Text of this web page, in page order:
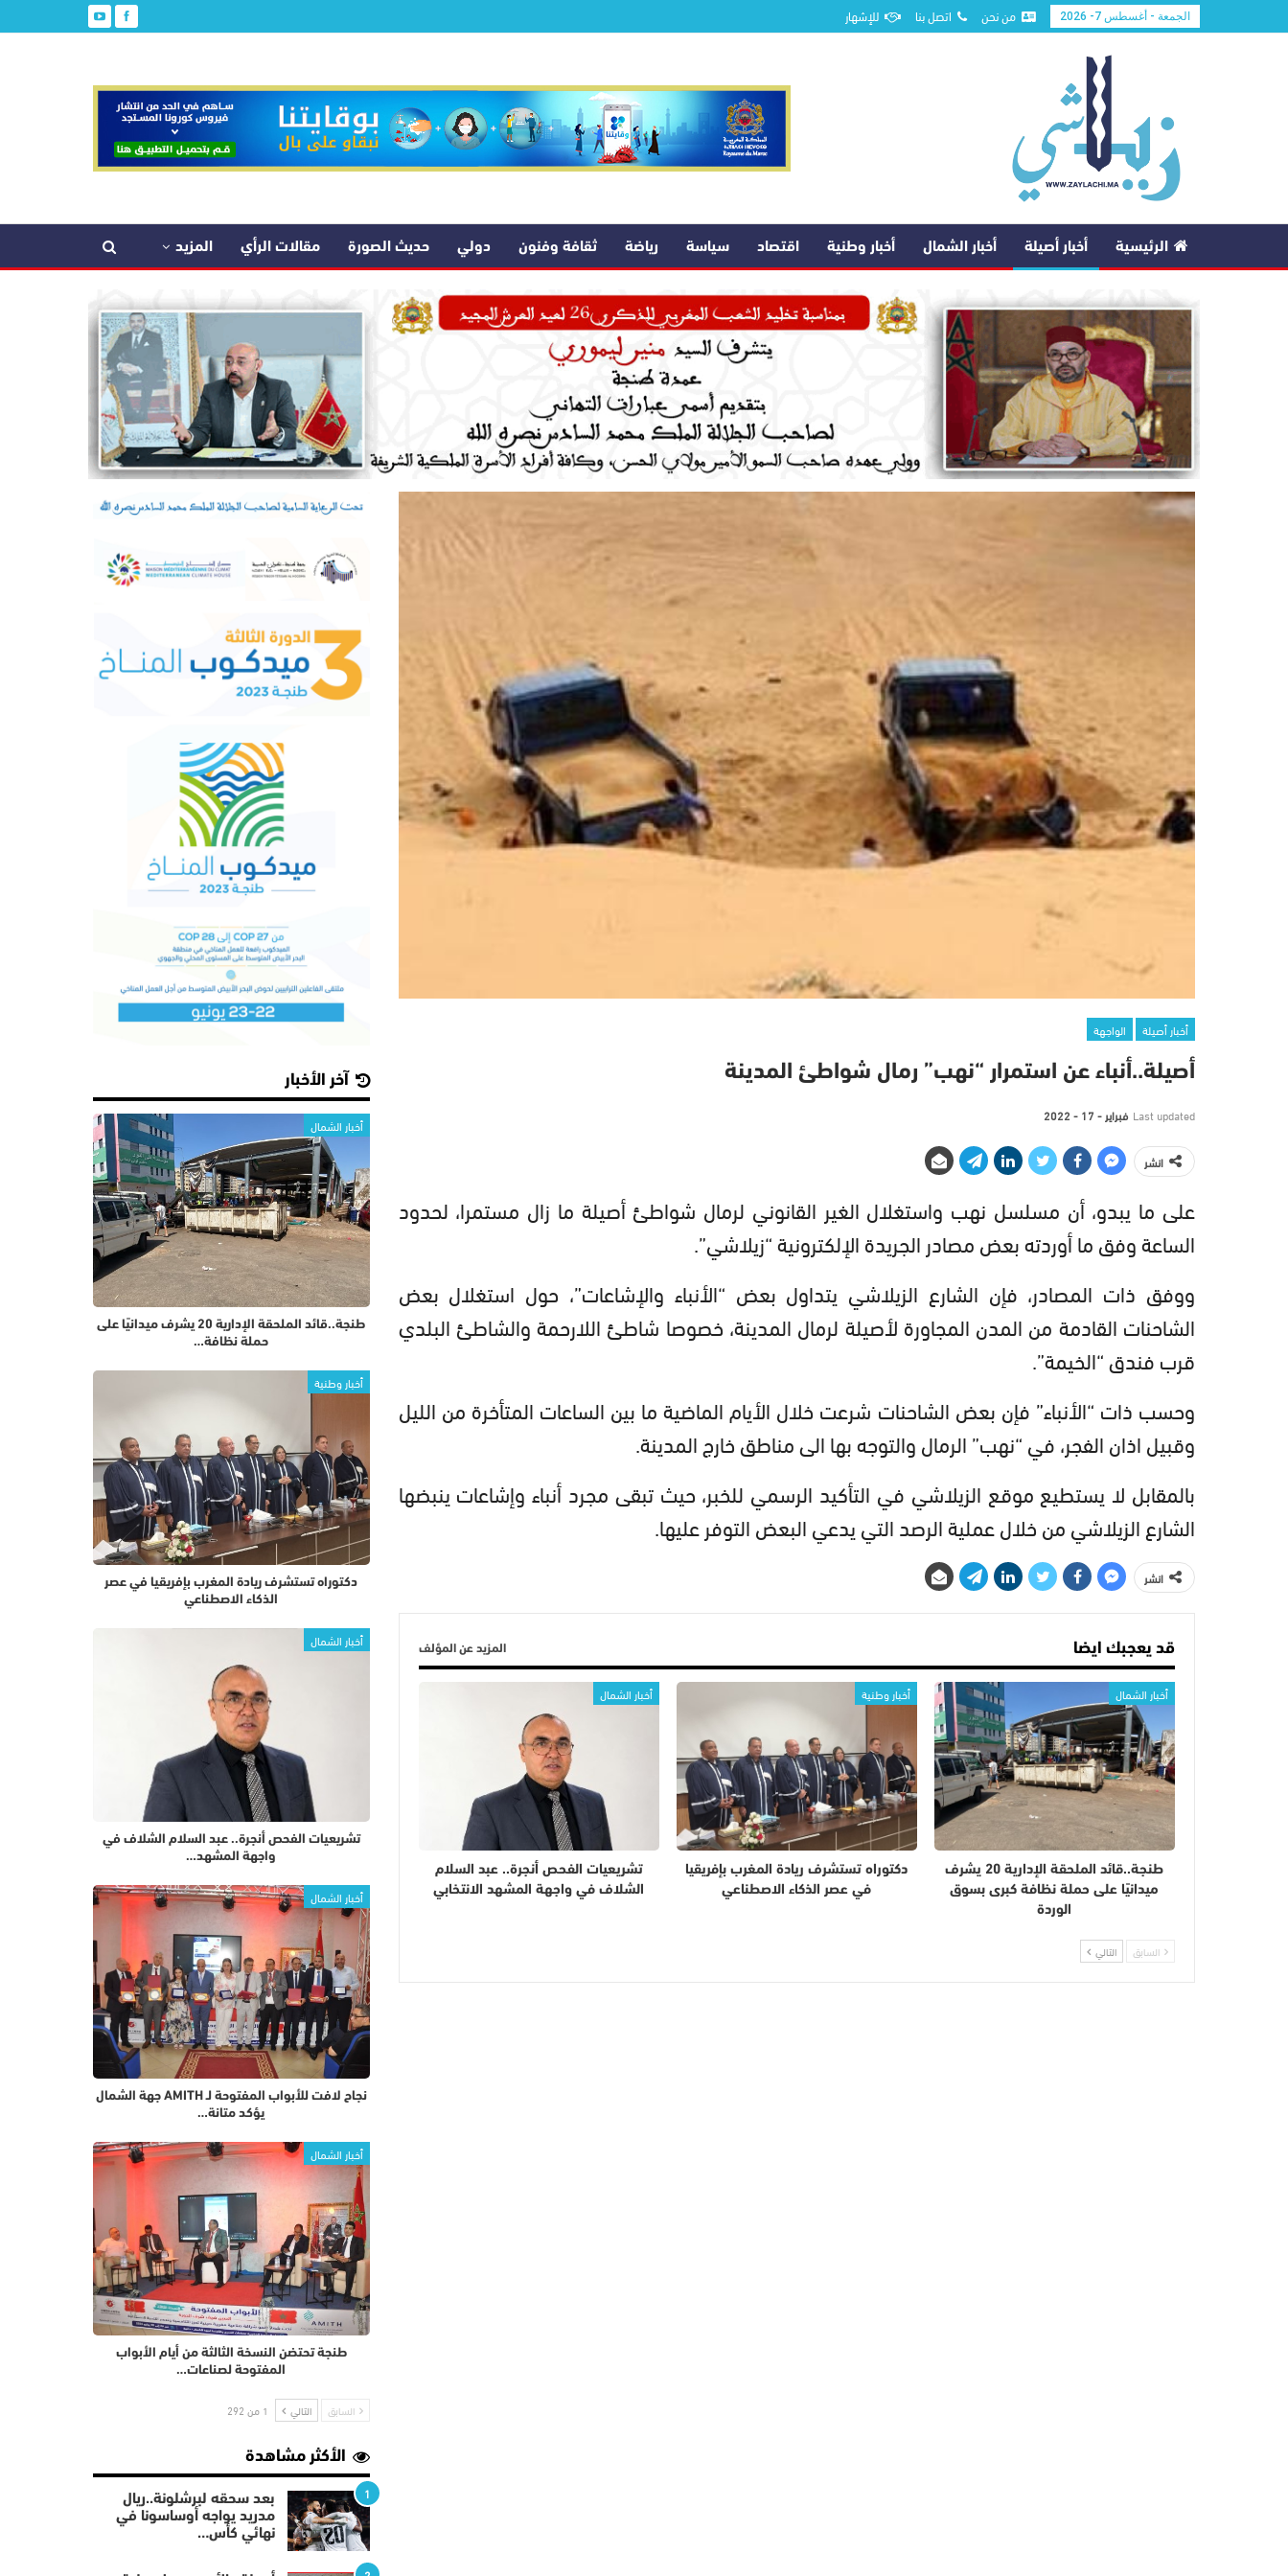
الجمعة - أغسطس 7- 2026 من نحن اتصل بنا للإشهار
الرئيسية أخبار أصيلة أخبار الشمال أخبار وطنية اقتصاد سياسة رياضة ثقافة وفنون دولي حديث الصورة مقالات الرأي المزيد
أخبار أصيلة الواجهة
أصيلة..أنباء عن استمرار “نهب” رمال شواطئ المدينة
Last updated فبراير - 17 - 2022
انشر
على ما يبدو، أن مسلسل نهب واستغلال الغير القانوني لرمال شواطئ أصيلة ما زال مستمرا، لحدود
الساعة وفق ما أوردته بعض مصادر الجريدة الإلكترونية “زيلاشي”.
ووفق ذات المصادر، فإن الشارع الزيلاشي يتداول بعض “الأنباء والإشاعات”، حول استغلال بعض
الشاحنات القادمة من المدن المجاورة لأصيلة لرمال المدينة، خصوصا شاطئ اللارحمة والشاطئ البلدي
قرب فندق “الخيمة”.
وحسب ذات “الأنباء” فإن بعض الشاحنات شرعت خلال الأيام الماضية ما بين الساعات المتأخرة من الليل
وقبيل اذان الفجر، في “نهب” الرمال والتوجه بها الى مناطق خارج المدينة.
بالمقابل لا يستطيع موقع الزيلاشي في التأكيد الرسمي للخبر، حيث تبقى مجرد أنباء وإشاعات ينبضها
الشارع الزيلاشي من خلال عملية الرصد التي يدعي البعض التوفر عليها.
انشر
قد يعجبك ايضا المزيد عن المؤلف
أخبار الشمال
طنجة..قائد الملحقة الإدارية 20 يشرف
ميدانيًا على حملة نظافة كبرى بسوق
الوردة
أخبار وطنية
دكتوراه تستشرف ريادة المغرب بإفريقيا
في عصر الذكاء الاصطناعي
أخبار الشمال
تشريعيات الفحص أنجرة.. عبد السلام
الشلاف في واجهة المشهد الانتخابي
السابق التالي
آخر الأخبار
أخبار الشمال
طنجة..قائد الملحقة الإدارية 20 يشرف ميدانيًا على
حملة نظافة…
أخبار وطنية
دكتوراه تستشرف ريادة المغرب بإفريقيا في عصر
الذكاء الاصطناعي
أخبار الشمال
تشريعيات الفحص أنجرة.. عبد السلام الشلاف في
واجهة المشهد…
أخبار الشمال
نجاح لافت للأبواب المفتوحة لـ AMITH جهة الشمال
يؤكد متانة…
أخبار الشمال
طنجة تحتضن النسخة الثالثة من أيام الأبواب
المفتوحة لصناعات…
السابق التالي 1 من 292
الأكثر مشاهدة
1
بعد سحقه لبرشلونة..ريال
مدريد يواجه أوساسونا في
نهائي كأس…